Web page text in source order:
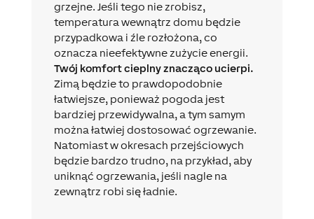
grzejne. Jeśli tego nie zrobisz,
temperatura wewnątrz domu będzie
przypadkowa i źle rozłożona, co
oznacza nieefektywne zużycie energii.
Twój komfort cieplny znacząco ucierpi.
Zimą będzie to prawdopodobnie
łatwiejsze, ponieważ pogoda jest
bardziej przewidywalna, a tym samym
można łatwiej dostosować ogrzewanie.
Natomiast w okresach przejściowych
będzie bardzo trudno, na przykład, aby
uniknąć ogrzewania, jeśli nagle na
zewnątrz robi się ładnie.